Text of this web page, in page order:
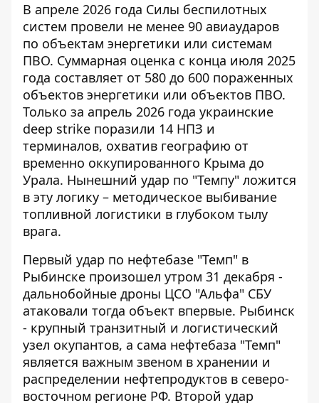
В апреле 2026 года Силы беспилотных
систем провели не менее 90 авиаударов
по объектам энергетики или системам
ПВО. Суммарная оценка с конца июля 2025
года составляет от 580 до 600 пораженных
объектов энергетики или объектов ПВО.
Только за апрель 2026 года украинские
deep strike поразили 14 НПЗ и
терминалов, охватив географию от
временно оккупированного Крыма до
Урала. Нынешний удар по "Темпу" ложится
в эту логику – методическое выбивание
топливной логистики в глубоком тылу
врага.
Первый удар по нефтебазе "Темп" в
Рыбинске произошел утром 31 декабря -
дальнобойные дроны ЦСО "Альфа" СБУ
атаковали тогда объект впервые. Рыбинск
- крупный транзитный и логистический
узел окупантов, а сама нефтебаза "Темп"
является важным звеном в хранении и
распределении нефтепродуктов в северо-
восточном регионе РФ. Второй удар